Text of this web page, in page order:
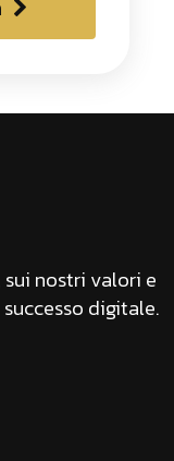
sui nostri valori e
digitale.